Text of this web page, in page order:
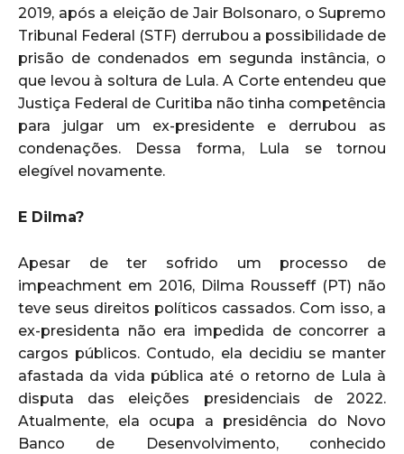
2019, após a eleição de Jair Bolsonaro, o Supremo
Tribunal Federal (STF) derrubou a possibilidade de
prisão de condenados em segunda instância, o
que levou à soltura de Lula. A Corte entendeu que
Justiça Federal de Curitiba não tinha competência
para julgar um ex-presidente e derrubou as
condenações. Dessa forma, Lula se tornou
elegível novamente.
E Dilma?
Apesar de ter sofrido um processo de
impeachment em 2016, Dilma Rousseff (PT) não
teve seus direitos políticos cassados. Com isso, a
ex-presidenta não era impedida de concorrer a
cargos públicos. Contudo, ela decidiu se manter
afastada da vida pública até o retorno de Lula à
disputa das eleições presidenciais de 2022.
Atualmente, ela ocupa a presidência do Novo
Banco de Desenvolvimento, conhecido